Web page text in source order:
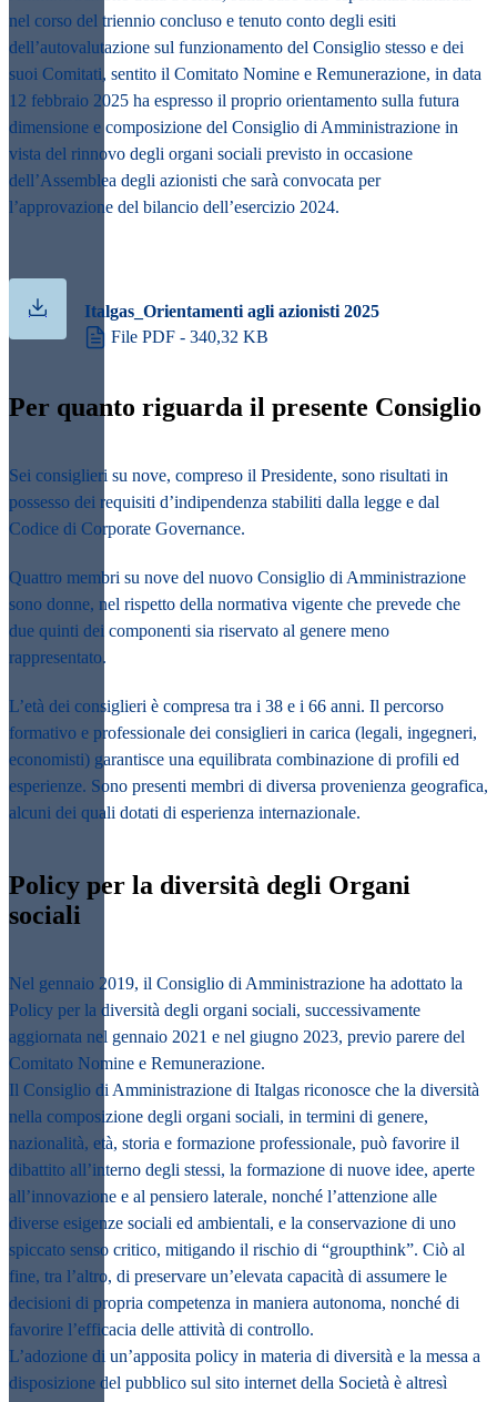
nel corso del triennio concluso e tenuto conto degli esiti
dell’autovalutazione sul funzionamento del Consiglio stesso e dei
suoi Comitati, sentito il Comitato Nomine e Remunerazione, in data
12 febbraio 2025 ha espresso il proprio orientamento sulla futura
dimensione e composizione del Consiglio di Amministrazione in
vista del rinnovo degli organi sociali previsto in occasione
dell’Assemblea degli azionisti che sarà convocata per
l’approvazione del bilancio dell’esercizio 2024.
Italgas_Orientamenti agli azionisti 2025
File PDF - 340,32 KB
Per quanto riguarda il presente Consiglio
Sei consiglieri su nove, compreso il Presidente, sono risultati in
possesso dei requisiti d’indipendenza stabiliti dalla legge e dal
Codice di Corporate Governance.
Quattro membri su nove del nuovo Consiglio di Amministrazione
sono donne, nel rispetto della normativa vigente che prevede che
due quinti dei componenti sia riservato al genere meno
rappresentato.
L’età dei consiglieri è compresa tra i 38 e i 66 anni. Il percorso
formativo e professionale dei consiglieri in carica (legali, ingegneri,
economisti) garantisce una equilibrata combinazione di profili ed
esperienze. Sono presenti membri di diversa provenienza geografica,
alcuni dei quali dotati di esperienza internazionale.
Policy per la diversità degli Organi
sociali
Nel gennaio 2019, il Consiglio di Amministrazione ha adottato la
Policy per la diversità degli organi sociali, successivamente
aggiornata nel gennaio 2021 e nel giugno 2023, previo parere del
Comitato Nomine e Remunerazione.
Il Consiglio di Amministrazione di Italgas riconosce che la diversità
nella composizione degli organi sociali, in termini di genere,
nazionalità, età, storia e formazione professionale, può favorire il
dibattito all’interno degli stessi, la formazione di nuove idee, aperte
all’innovazione e al pensiero laterale, nonché l’attenzione alle
diverse esigenze sociali ed ambientali, e la conservazione di uno
spiccato senso critico, mitigando il rischio di “groupthink”. Ciò al
fine, tra l’altro, di preservare un’elevata capacità di assumere le
decisioni di propria competenza in maniera autonoma, nonché di
favorire l’efficacia delle attività di controllo.
L’adozione di un’apposita policy in materia di diversità e la messa a
disposizione del pubblico sul sito internet della Società è altresì